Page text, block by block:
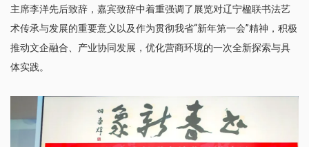
主席李洋先后致辞，嘉宾致辞中着重强调了展览对辽宁楹联书法艺
术传承与发展的重要意义以及作为贯彻我省“新年第一会”精神，积极
推动文企融合、产业协同发展，优化营商环境的一次全新探索与具
体实践。